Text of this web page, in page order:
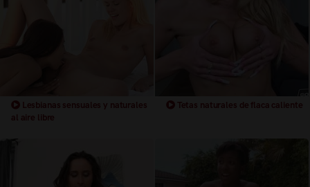
Lesbianas sensuales y naturales
al aire libre
Tetas naturales de flaca caliente